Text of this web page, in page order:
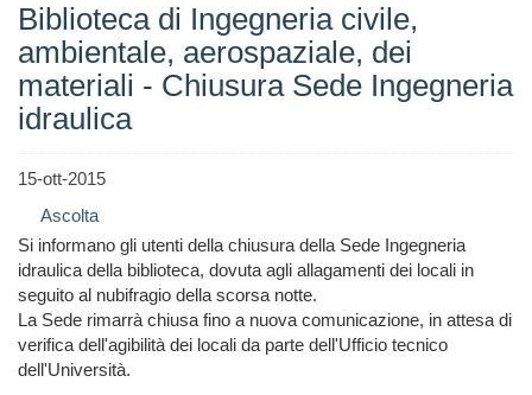
Biblioteca di Ingegneria civile,
ambientale, aerospaziale, dei
materiali - Chiusura Sede Ingegneria
idraulica
15-ott-2015
Ascolta
Si informano gli utenti della chiusura della Sede Ingegneria
idraulica della biblioteca, dovuta agli allagamenti dei locali in
seguito al nubifragio della scorsa notte.
La Sede rimarrà chiusa fino a nuova comunicazione, in attesa di
verifica dell'agibilità dei locali da parte dell'Ufficio tecnico
dell'Università.